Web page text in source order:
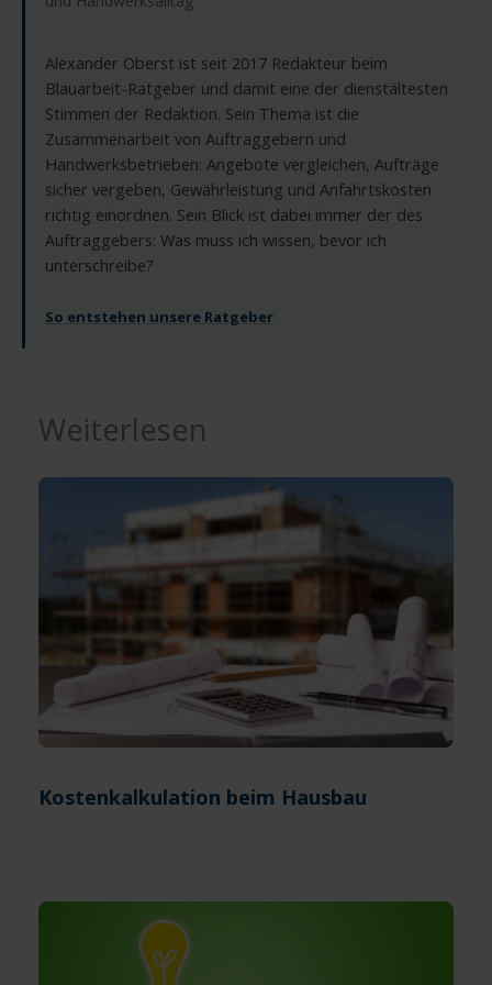
Alexander Oberst ist seit 2017 Redakteur beim
Blauarbeit-Ratgeber und damit eine der dienstältesten
Stimmen der Redaktion. Sein Thema ist die
Zusammenarbeit von Auftraggebern und
Handwerksbetrieben: Angebote vergleichen, Aufträge
sicher vergeben, Gewährleistung und Anfahrtskosten
richtig einordnen. Sein Blick ist dabei immer der des
Auftraggebers: Was muss ich wissen, bevor ich
unterschreibe?
So entstehen unsere Ratgeber
Weiterlesen
Kostenkalkulation beim Hausbau